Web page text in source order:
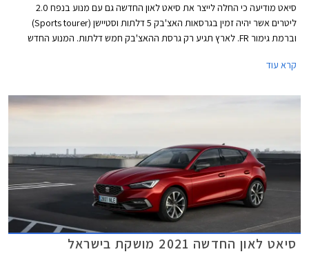
סיאט מודיעה כי החלה לייצר את סיאט לאון החדשה גם עם מנוע בנפח 2.0
ליטרים אשר יהיה זמין בגרסאות האצ'בק 5 דלתות וסטיישן (Sports tourer)
וברמת גימור FR. לארץ תגיע רק גרסת ההאצ'בק חמש דלתות. המנוע החדש
קרא עוד
סיאט לאון החדשה 2021 מושקת בישראל